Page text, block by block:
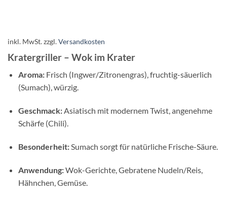
inkl. MwSt.zzgl.Versandkosten
Kratergriller – Wok im Krater
Aroma:Frisch (Ingwer/Zitronengras), fruchtig-säuerlich
(Sumach), würzig.
Geschmack:Asiatisch mit modernem Twist, angenehme
Schärfe (Chili).
Besonderheit:Sumach sorgt für natürliche Frische-Säure.
Anwendung:Wok-Gerichte, Gebratene Nudeln/Reis,
Hähnchen, Gemüse.